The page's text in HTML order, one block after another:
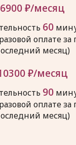
6900₽/месяц
60
оплате
месяц)
₽/месяц
90
оплате
месяц)